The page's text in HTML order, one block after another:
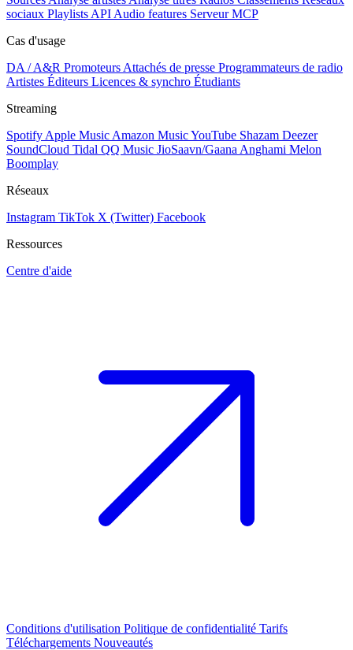
sociaux Playlists API Audio features Serveur MCP
Cas d'usage
DA / A&R Promoteurs Attachés de presse Programmateurs de radio
Artistes Éditeurs Licences & synchro Étudiants
Streaming
Spotify Apple Music Amazon MusicYouTube Shazam Deezer
SoundCloud Tidal QQ Music JioSaavn/Gaana Anghami Melon
Boomplay
Réseaux
Instagram TikTok X (Twitter) Facebook
Ressources
Centre d'aide
Conditions d'utilisation Politique de confidentialité Tarifs
Téléchargements Nouveautés